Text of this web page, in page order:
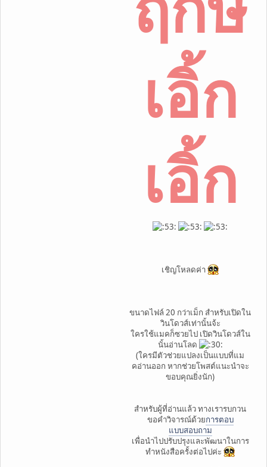
เอิ้ก
เอิ้ก
เชิญโหลดค่า
ขนาดไฟล์ 20 กว่าเม็ก สำหรับเปิดใน
วินโดวส์เท่านั้นจ้ะ
ใครใช้แมคก็ซวยไป เปิดวินโดวส์ใน
นั้นอ่านโลด
(ใครมีตัวช่วยแปลงเป็นแบบที่แม
คอ่านออก หากช่วยโพสต์แนะนำจะ
ขอบคุณยิ่งนัก)
สำหรับผู้ที่อ่านแล้ว ทางเรารบกวน
ขอคำวิจารณ์ด้วยการตอบ
แบบสอบถาม
เพื่อนำไปปรับปรุงและพัฒนาในการ
ทำหนังสือครั้งต่อไปค่ะ